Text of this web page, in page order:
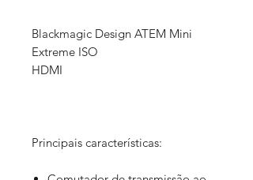
Blackmagic Design ATEM Mini
Extreme ISO
HDMI
Principais características: